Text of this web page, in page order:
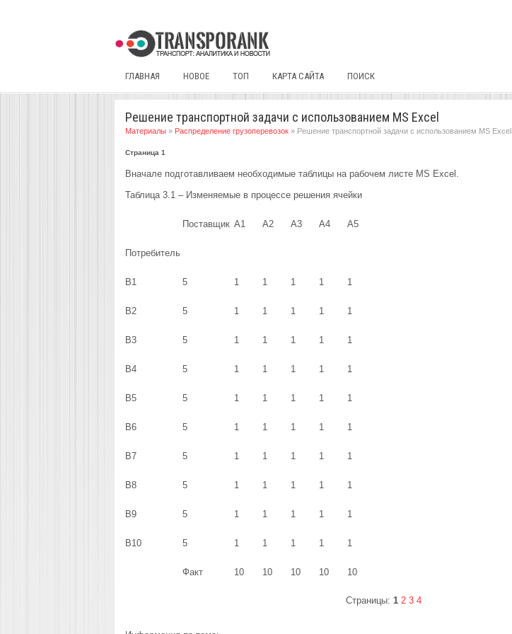
ГЛАВНАЯ НОВОЕ ТОП КАРТА САЙТА ПОИСК
Решение транспортной задачи с использованием MS Excel
Материалы » Распределение грузоперевозок » Решение транспортной задачи с использованием MS Excel
Страница 1
Вначале подготавливаем необходимые таблицы на рабочем листе MS Excel.
Таблица 3.1 – Изменяемые в процессе решения ячейки
Поставщик A1 A2 A3 A4 A5
Потребитель
B1 5 1 1 1 1 1
B2 5 1 1 1 1 1
B3 5 1 1 1 1 1
B4 5 1 1 1 1 1
B5 5 1 1 1 1 1
B6 5 1 1 1 1 1
B7 5 1 1 1 1 1
B8 5 1 1 1 1 1
B9 5 1 1 1 1 1
B10 5 1 1 1 1 1
Факт 10 10 10 10 10
Страницы: 1 2 3 4